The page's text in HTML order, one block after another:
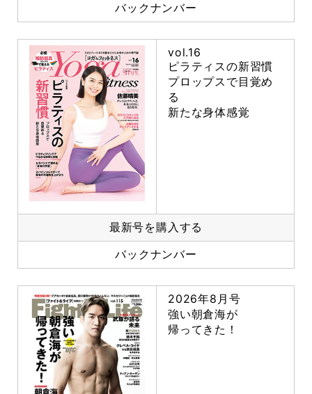
バックナンバー
vol.16
ピラティスの新習慣
プロップスで目覚め
る
新たな身体感覚
最新号を購入する
バックナンバー
2026年8月号
強い朝倉海が
帰ってきた！